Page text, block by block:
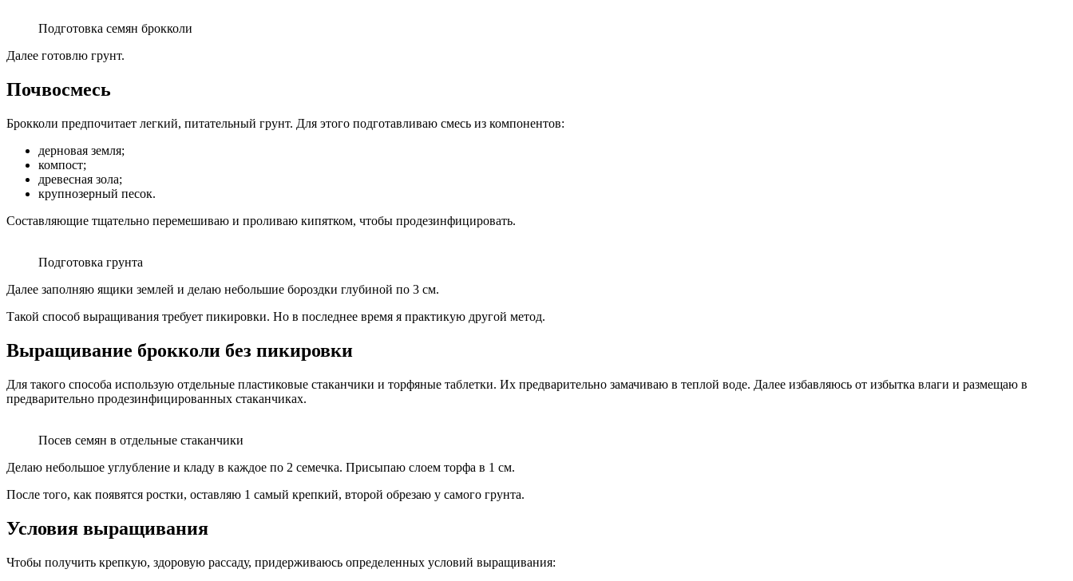
Подготовка семян брокколи
Далее готовлю грунт.
Почвосмесь
Брокколи предпочитает легкий, питательный грунт. Для этого подготавливаю смесь из компонентов:
дерновая земля;
компост;
древесная зола;
крупнозерный песок.
Составляющие тщательно перемешиваю и проливаю кипятком, чтобы продезинфицировать.
Подготовка грунта
Далее заполняю ящики землей и делаю небольшие бороздки глубиной по 3 см.
Такой способ выращивания требует пикировки. Но в последнее время я практикую другой метод.
Выращивание брокколи без пикировки
Для такого способа использую отдельные пластиковые стаканчики и торфяные таблетки. Их предварительно замачиваю в теплой воде. Далее избавляюсь от избытка влаги и размещаю в
предварительно продезинфицированных стаканчиках.
Посев семян в отдельные стаканчики
Делаю небольшое углубление и кладу в каждое по 2 семечка. Присыпаю слоем торфа в 1 см.
После того, как появятся ростки, оставляю 1 самый крепкий, второй обрезаю у самого грунта.
Условия выращивания
Чтобы получить крепкую, здоровую рассаду, придерживаюсь определенных условий выращивания: